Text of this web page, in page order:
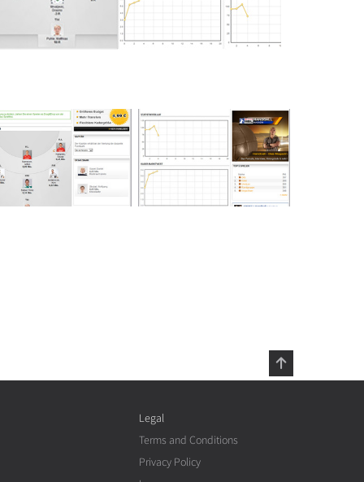
Legal
Terms and Conditions
Privacy Policy